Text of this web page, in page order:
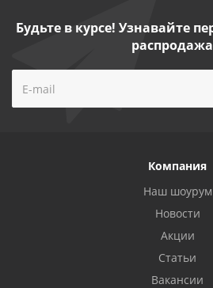
Будьте в курсе! Узнавайте
Компания
Наш шоурум
Новости
Акции
Статьи
Вакансии